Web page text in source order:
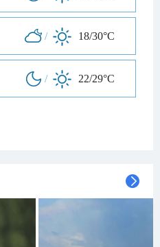
/ 18/30°C
/ 22/29°C